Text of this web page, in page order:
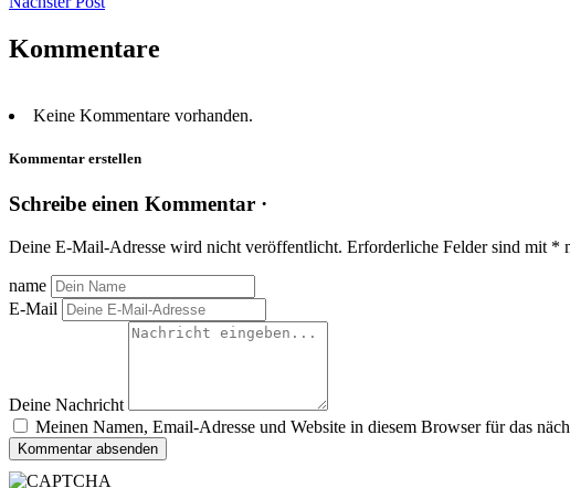
Kommentare
Keine Kommentare vorhanden.
Kommentar erstellen
Schreibe einen Kommentar ·
Deine E-Mail-Adresse wird nicht veröffentlicht. Erforderliche Felder sind mit *
name
E-Mail
Deine Nachricht
Meinen Namen, Email-Adresse und Website in diesem Browser für das
Kommentar absenden